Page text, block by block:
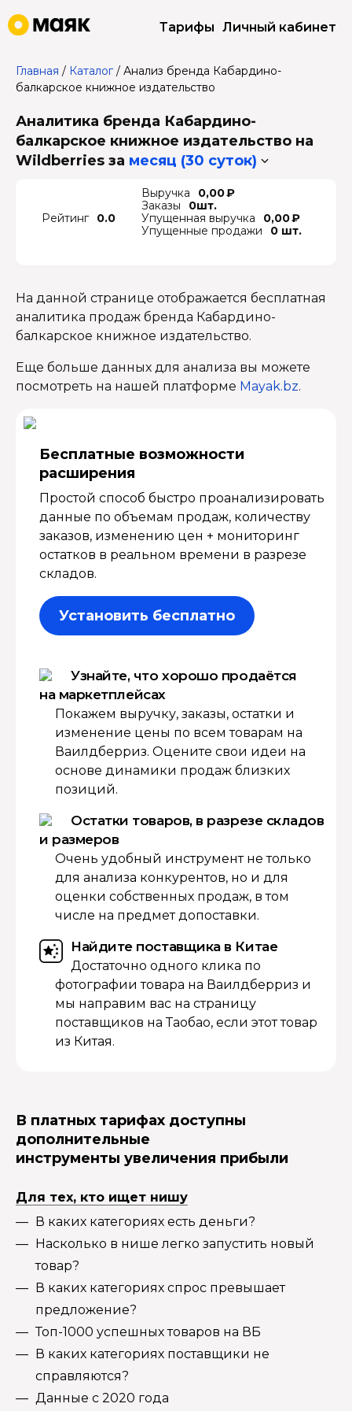
Тарифы Личный кабинет
Главная / Каталог/ Анализ бренда Кабардино-
балкарское книжное издательство
Аналитика бренда Кабардино-
балкарское книжное издательство на
Wildberries за месяц (30 суток)
Рейтинг 0.0
Выручка
0,00 ₽
Заказы
0шт.
Упущенная выручка
0,00 ₽
Упущенные продажи
0 шт.
На данной странице отображается бесплатная
аналитика продаж бренда Кабардино-
балкарское книжное издательство.
Еще больше данных для анализа вы можете
посмотреть на нашей платформе Mayak.bz.
Бесплатные возмож­ности
расширения
Простой способ быстро проанализировать
данные по объемам продаж, количеству
заказов, изменению цен + мониторинг
остатков в реальном времени в разрезе
складов.
Установить бесплатно
Узнайте, что хорошо продаётся
на маркетплейсах
Покажем выручку, заказы, остатки и
изменение цены по всем товарам на
Ваилдберриз. Оцените свои идеи на
основе динамики продаж близких
позиций.
Остатки товаров, в разрезе складов
и размеров
Очень удобный инструмент не только
для анализа конкурентов, но и для
оценки собственных продаж, в том
числе на предмет допоставки.
Найдите поставщика в Китае
Достаточно одного клика по
фотографии товара на Ваилдберриз и
мы направим вас на страницу
поставщиков на Таобао, если этот товар
из Китая.
В платных тарифах доступны
дополнительные
инструменты увеличения прибыли
Для тех, кто ищет нишу
В каких категориях есть деньги?
Насколько в нише легко запустить новый
товар?
В каких категориях спрос превышает
предложение?
Топ-1000 успешных товаров на ВБ
В каких категориях поставщики не
справляются?
Данные с 2020 года